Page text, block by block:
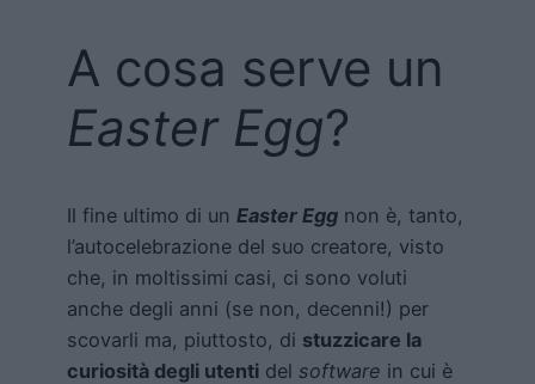
A cosa serve un
Easter Egg?
Il fine ultimo di un Easter Egg non è, tanto,
l’autocelebrazione del suo creatore, visto
che, in moltissimi casi, ci sono voluti
anche degli anni (se non, decenni!) per
scovarli ma, piuttosto, di stuzzicare la
curiosità degli utenti del software in cui è